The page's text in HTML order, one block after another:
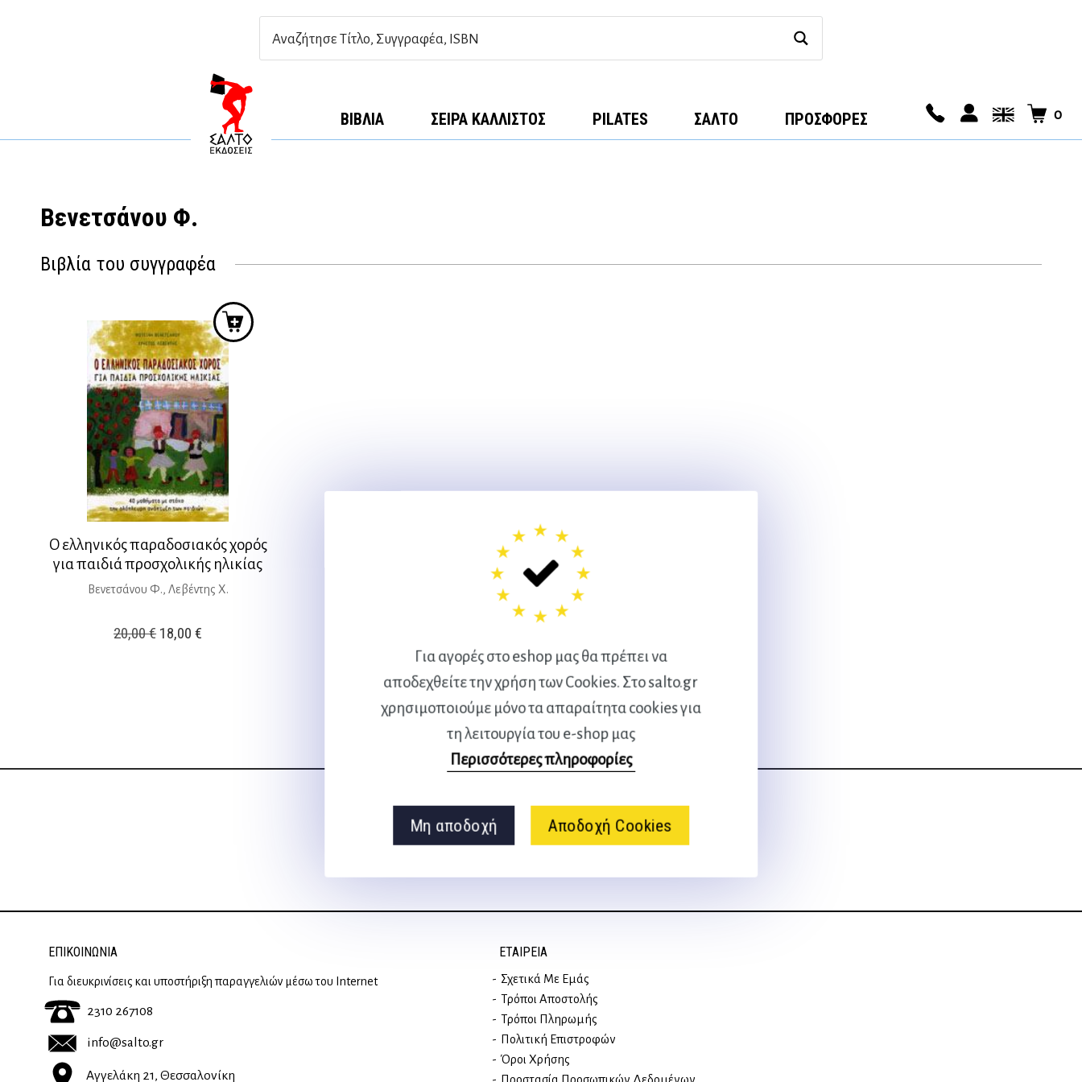
Για αγορές στο eshop μας θα πρέπει να
αποδεχθείτε την χρήση των Cookies. Στο salto.gr
χρησιμοποιούμε μόνο τα απαραίτητα cookies για
τη λειτουργία του e-shop μας
Περισσότερες πληροφορίες
Μη αποδοχή Αποδοχή Cookies
ΒΙΒΛΊΑ ΣΕΙΡΆ ΚΆΛΛΙΣΤΟΣ PILATES ΣΑΛΤΟ ΠΡΟΣΦΟΡΕΣ 0
Βενετσάνου Φ.
Βιβλία του συγγραφέα
Ο ελληνικός παραδοσιακός χορός
για παιδιά προσχολικής ηλικίας
Βενετσάνου Φ., Λεβέντης Χ.
20,00€ Original
18,00€
Ακολουθήστε μας
ΕΠΙΚΟΙΝΩΝΊΑ
Για διευκρινίσεις και υποστήριξη παραγγελιών μέσω του Internet
2310 267108
info@salto.gr
Αγγελάκη 21, Θεσσαλονίκη
ΕΤΑΙΡΕΊΑ
Σχετικά Με Εμάς
Τρόποι Αποστολής
Τρόποι Πληρωμής
Πολιτική Επιστροφών
Όροι Χρήσης
Προστασία Προσωπικών Δεδομένων